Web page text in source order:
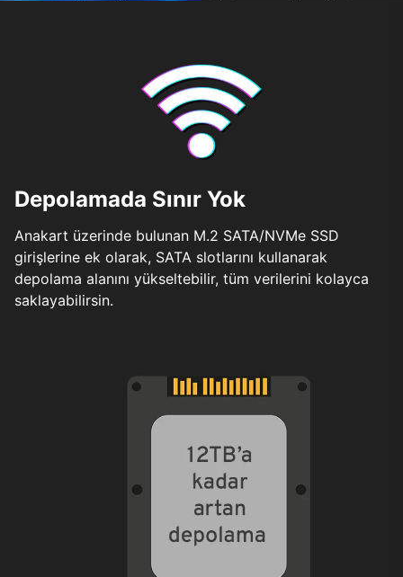
Depolamada Sınır Yok
Anakart üzerinde bulunan M.2 SATA/NVMe SSD
girişlerine ek olarak, SATA slotlarını kullanarak
depolama alanını yükseltebilir, tüm verilerini kolayca
saklayabilirsin.